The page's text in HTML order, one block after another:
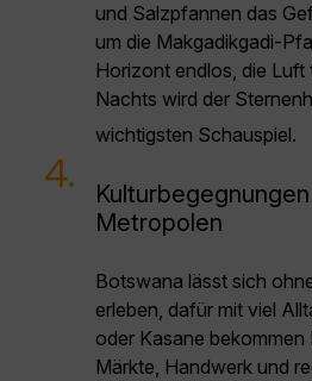
und Salzpfannen das
um die Makgadikgadi-
Horizont endlos, die Luft
Nachts wird der
wichtigsten Schauspiel.
4.
Metropolen
Botswana lässt sich
erleben, dafür mit viel
oder Kasane bekommen
Märkte, Handwerk und